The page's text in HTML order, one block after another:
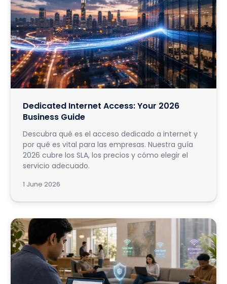
Dedicated Internet Access: Your 2026
Business Guide
Descubra qué es el acceso dedicado a internet y
por qué es vital para las empresas. Nuestra guía
2026 cubre los SLA, los precios y cómo elegir el
servicio adecuado.
1 June 2026